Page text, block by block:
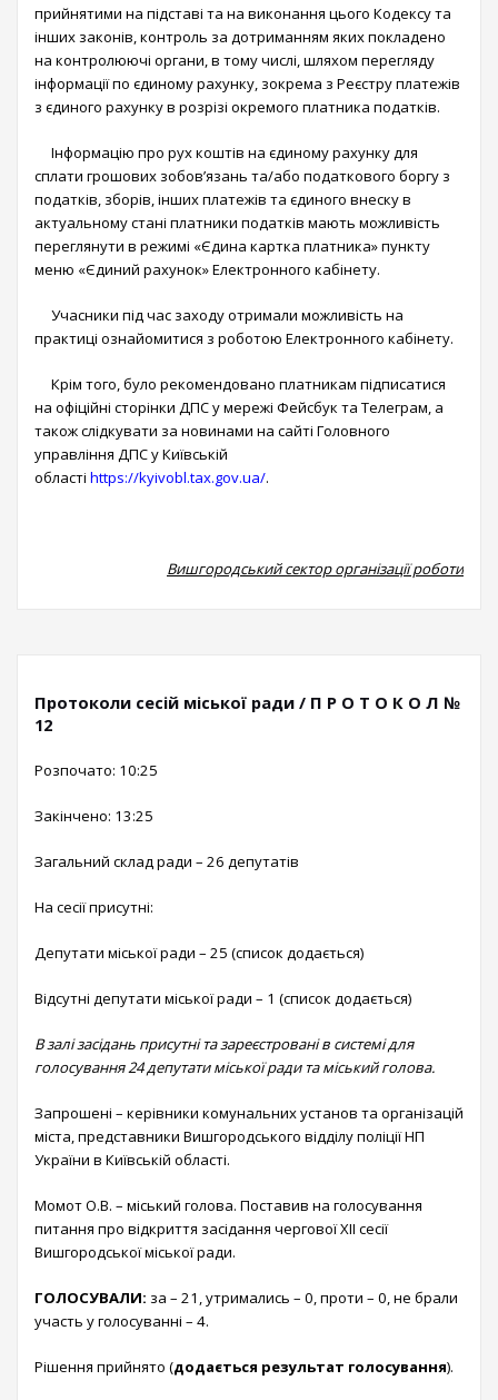
прийнятими на підставі та на виконання цього Кодексу та
інших законів, контроль за дотриманням яких покладено
на контролюючі органи, в тому числі, шляхом перегляду
інформації по єдиному рахунку, зокрема з Реєстру платежів
з єдиного рахунку в розрізі окремого платника податків.
Інформацію про рух коштів на єдиному рахунку для
сплати грошових зобов’язань та/або податкового боргу з
податків, зборів, інших платежів та єдиного внеску в
актуальному стані платники податків мають можливість
переглянути в режимі «Єдина картка платника» пункту
меню «Єдиний рахунок» Електронного кабінету.
Учасники під час заходу отримали можливість на
практиці ознайомитися з роботою Електронного кабінету.
Крім того, було рекомендовано платникам підписатися
на офіційні сторінки ДПС у мережі Фейсбук та Телеграм, а
також слідкувати за новинами на сайті Головного
управління ДПС у Київській
області https://kyivobl.tax.gov.ua/.
Вишгородський сектор організації роботи
Протоколи сесій міської ради / П Р О Т О К О Л №
12
Розпочато: 10:25
Закінчено: 13:25
Загальний склад ради – 26 депутатів
На сесії присутні:
Депутати міської ради – 25 (список додається)
Відсутні депутати міської ради – 1 (список додається)
В залі засідань присутні та зареєстровані в системі для
голосування 24 депутати міської ради та міський голова.
Запрошені – керівники комунальних установ та організацій
міста, представники Вишгородського відділу поліції НП
України в Київській області.
Момот О.В. – міський голова. Поставив на голосування
питання про відкриття засідання чергової ХІІ сесії
Вишгородської міської ради.
ГОЛОСУВАЛИ: за – 21, утримались – 0, проти – 0, не брали
участь у голосуванні – 4.
Рішення прийнято (додається результат голосування).